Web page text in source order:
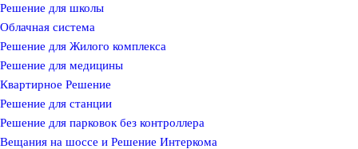
Решение для школы
Облачная система
Решение для Жилого комплекса
Решение для медицины
Квартирное Решение
Решение для станции
Решение для парковок без контроллера
Вещания на шоссе и Решение Интеркома